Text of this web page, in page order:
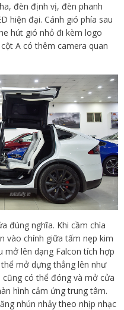
đèn định vị, đèn phanh
hiện đại. Cánh gió phía sau
hút gió nhỏ đi kèm logo
A có thêm camera quan
đúng nghĩa. Khi cầm chìa
vào chính giữa tấm nẹp kim
mở lên dạng Falcon tích hợp
mở dựng thẳng lên như
có thể đóng và mở cửa
hình cảm ứng trung tâm.
nhún nhảy theo nhịp nhạc